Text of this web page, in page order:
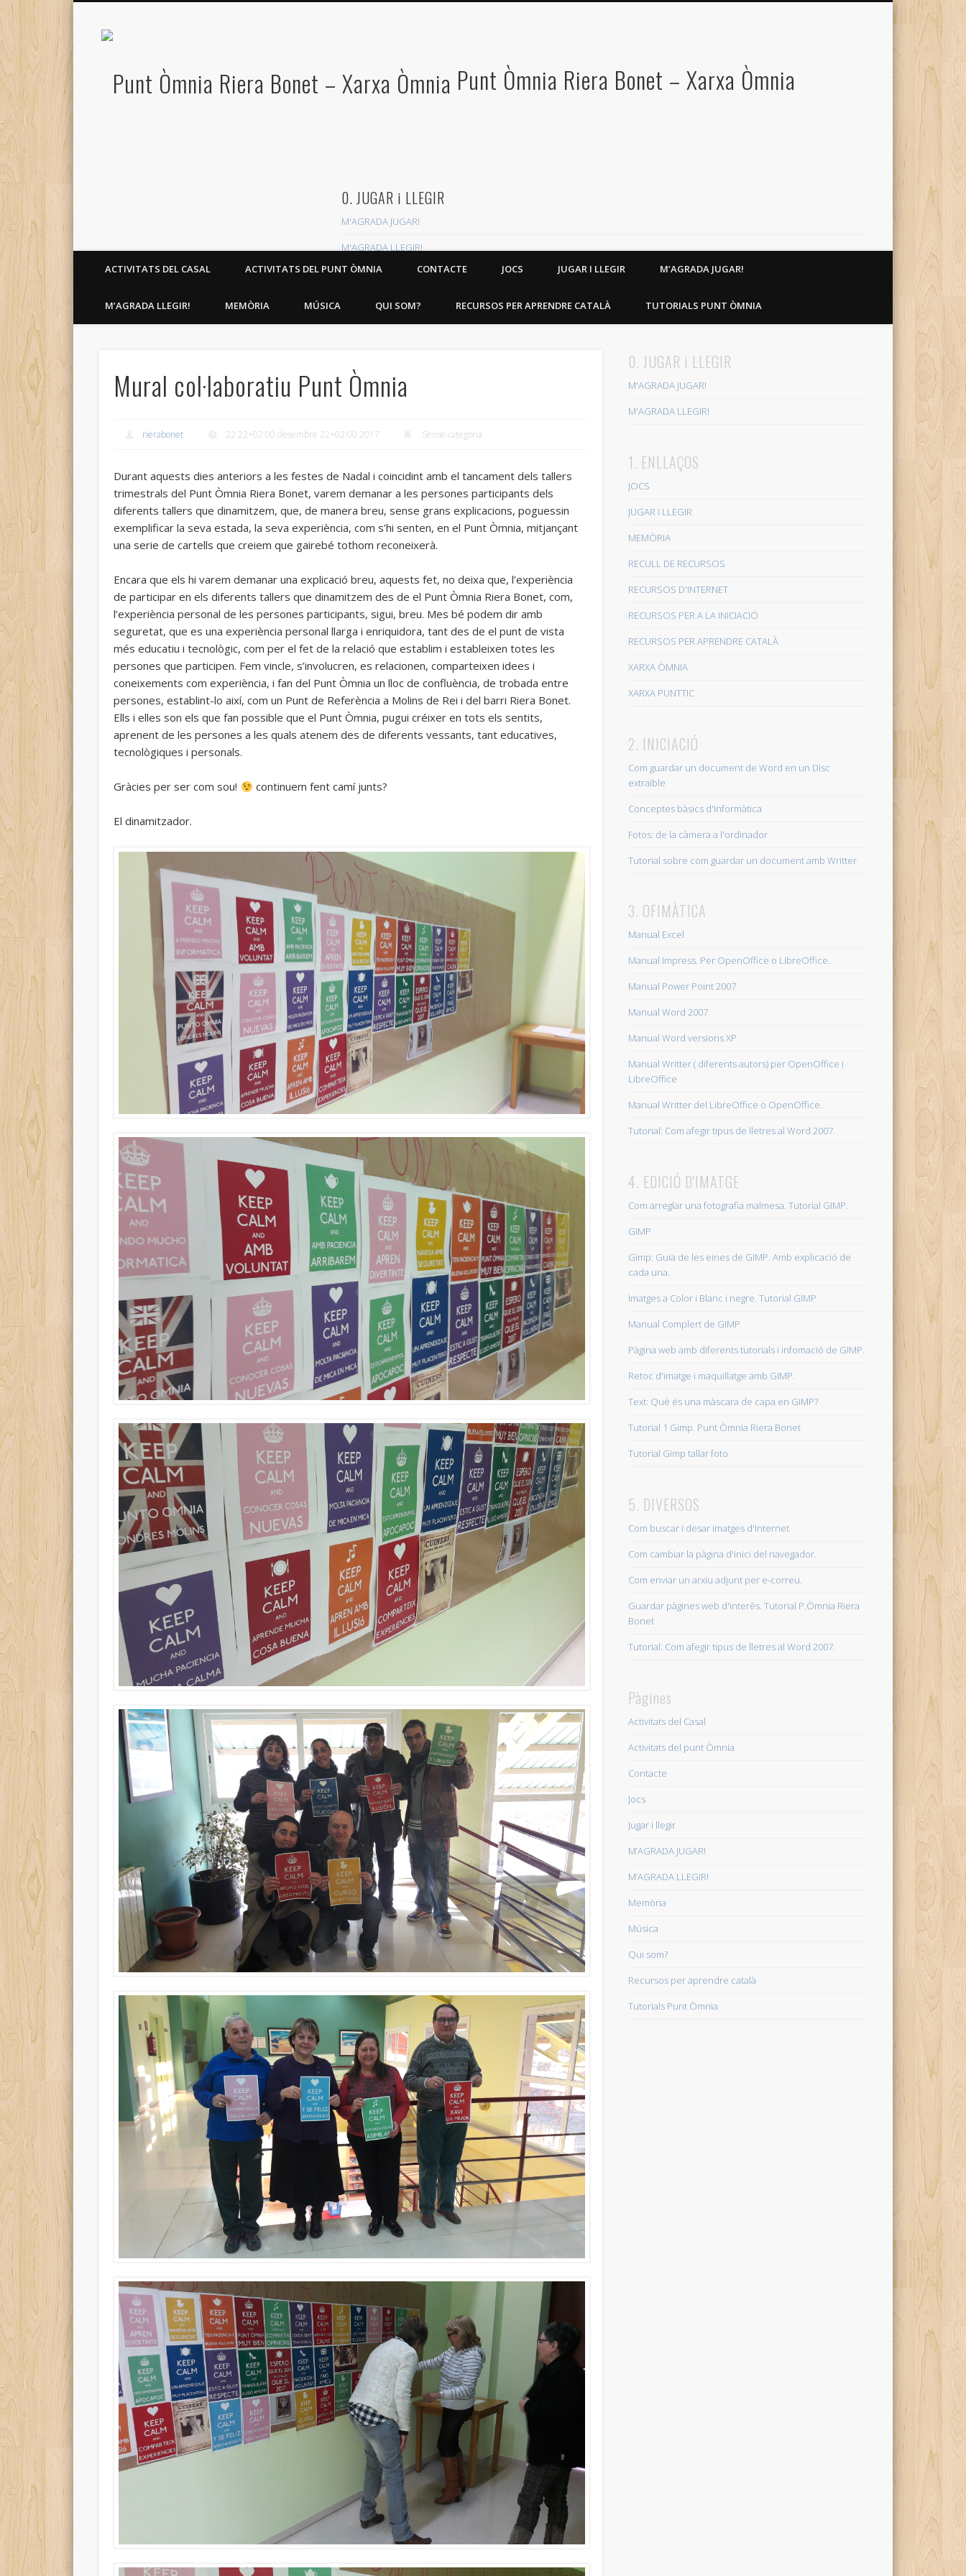
Punt Òmnia Riera Bonet – Xarxa Òmnia
0. JUGAR i LLEGIR
M'AGRADA JUGAR!
M'AGRADA LLEGIR!
1. ENLLAÇOS
JUGAR I LLEGIR
RECULL DE RECURSOS
RECURSOS D'INTERNET
XARXA ÒMNIA
2. INICIACIÓ
Com guardar un document de Word en un Disc extraïble
Conceptes bàsics d'Informàtica
Fotos: de la càmera a l'ordinador
Tutorial sobre com guardar un document amb Writter
3. OFIMÀTICA
Manual Excel
Manual Impress. Per OpenOffice o LibreOffice.
Manual Power Point 2007
Manual Word versions XP
Tutorial: Com afegir tipus de lletres al Word 2007.
4. EDICIÓ D'IMATGE
Com arreglar una fotografia malmesa. Tutorial GIMP.
GIMP
Gimp: Guia de les eines de GIMP. Amb explicació de cada una.
Imatges a Color i Blanc i negre. Tutorial GIMP
Manual Complert de GIMP
Pàgina web amb diferents tutorials i infomació de GIMP.
Retoc d'imatge i maquillatge amb GIMP.
Text: Què és una màscara de capa en GIMP?
Tutorial 1 Gimp. Punt Òmnia Riera Bonet
Tutorial Gimp tallar foto
5. DIVERSOS
Com buscar i desar imatges d'Internet
Com cambiar la pàgina d'inici del navegador.
Com enviar un arxiu adjunt per e-correu.
Guardar pàgines web d'interès. Tutorial P.Òmnia Riera Bonet
Tutorial: Com afegir tipus de lletres al Word 2007.
Entrades recents
Nova programació Punt Òmnia Casal Cívic Riera Bonet
E-Revista Punt Òmnia Casal Cívic Riera Bonet.
28 28+02:00 maig 28+02:00 2020
Programa activitats Tardor Casal Cívic Riera Bonet SET – DES 2019
Ja estem aquí, de nou! Sorteig número inicial inscripcions Punt Òmnia Riera Bonet.
9 09+02:00 setembre 09+02:00 2019
Sant Jordi 201923 23+02:00 abril 23+02:00 2019
APS Intergeneracional Punt Òmnia Riera Bonet29 29+02:00 març 29+02:00 2019
Nova programació 2019 PO Riera Bonet7 07+02:00 gener 07+02:00 2019
Setmana del Cor de Molins de Rei4 04+02:00 octubre 04+02:00 2018
Nova programació del Punt Òmnia
12 12+02:00 setembre 12+02:00 2018
Jornada d’Economia Social i Sostenible18 18+02:00 maig 18+02:00 2018
St Jordi 2018 Al Casal Cívic Punt Òmnia Riera Bonet
23 23+02:00 abril 23+02:00 2018
Nova Programació i novetats al Punt Òmnia Riera Bonet Abril – Juny 2018 12 12+02:00 abril 12+02:00 2018
Tancament tallers 1er trimestre. Calçotada popular.3 03+02:00 abril 03+02:00 2018
Raspberry Pi aplicat als videojocs i l’educació. El projecte d’en Daniel.
7 07+02:00 febrer 07+02:00 2018
Dia Internet segura 2018 al Punt Òmnia Casal Cívic Riera Bonet
Compartim coneixement. Un tastet d’economia social i solidària
22 22+02:00 gener 22+02:00 2018
Mural col·laboratiu Punt Òmnia
22 22+02:00 desembre 22+02:00 2017
Inscripcions Tallers Punt Òmnia Riera Bonet
20 20+02:00 desembre 20+02:00 2017
Número inicial per a les inscripcions als tallers del Punt Òmnia 2018 20 20+02:00 desembre 20+02:00 2017
ACTIVITATS DEL CASAL ACTIVITATS DEL PUNT ÒMNIA CONTACTE JOCS JUGAR I LLEGIR M’AGRADA JUGAR!
M’AGRADA LLEGIR! MEMÒRIA MÚSICA QUI SOM? RECURSOS PER APRENDRE CATALÀ TUTORIALS PUNT ÒMNIA
Mural col·laboratiu Punt Òmnia
rierabonet 22 22+02:00 desembre 22+02:00 2017 Sense categoria
Durant aquests dies anteriors a les festes de Nadal i coincidint amb el tancament dels tallers
trimestrals del Punt Òmnia Riera Bonet, varem demanar a les persones participants dels
diferents tallers que dinamitzem, que, de manera breu, sense grans explicacions, poguessin
exemplificar la seva estada, la seva experiència, com s’hi senten, en el Punt Òmnia, mitjançant
una serie de cartells que creiem que gairebé tothom reconeixerà.
Encara que els hi varem demanar una explicació breu, aquests fet, no deixa que, l’experiència
de participar en els diferents tallers que dinamitzem des de el Punt Òmnia Riera Bonet, com,
l’experiència personal de les persones participants, sigui, breu. Mes bé podem dir amb
seguretat, que es una experiència personal llarga i enriquidora, tant des de el punt de vista
més educatiu i tecnològic, com per el fet de la relació que establim i estableixen totes les
persones que participen. Fem vincle, s’involucren, es relacionen, comparteixen idees i
coneixements com experiència, i fan del Punt Òmnia un lloc de confluència, de trobada entre
persones, establint-lo així, com un Punt de Referència a Molins de Rei i del barri Riera Bonet.
Ells i elles son els que fan possible que el Punt Òmnia, pugui créixer en tots els sentits,
aprenent de les persones a les quals atenem des de diferents vessants, tant educatives,
tecnològiques i personals.
Gràcies per ser com sou! continuem fent camí junts?
El dinamitzador.
0. JUGAR i LLEGIR
M'AGRADA JUGAR!
M'AGRADA LLEGIR!
1. ENLLAÇOS
JOCS
JUGAR I LLEGIR
MEMÒRIA
RECULL DE RECURSOS
RECURSOS D'INTERNET
RECURSOS PER A LA INICIACIÓ
RECURSOS PER APRENDRE CATALÀ
XARXA ÒMNIA
XARXA PUNTTIC
2. INICIACIÓ
Com guardar un document de Word en un Disc
extraïble
Conceptes bàsics d'Informàtica
Fotos: de la càmera a l'ordinador
Tutorial sobre com guardar un document amb Writter
3. OFIMÀTICA
Manual Excel
Manual Impress. Per OpenOffice o LibreOffice.
Manual Power Point 2007
Manual Word 2007
Manual Word versions XP
Manual Writter ( diferents autors) per OpenOffice i
LibreOffice
Manual Writter del LibreOffice o OpenOffice.
Tutorial: Com afegir tipus de lletres al Word 2007.
4. EDICIÓ D'IMATGE
Com arreglar una fotografia malmesa. Tutorial GIMP.
GIMP
Gimp: Guia de les eines de GIMP. Amb explicació de
cada una.
Imatges a Color i Blanc i negre. Tutorial GIMP
Manual Complert de GIMP
Pàgina web amb diferents tutorials i infomació de GIMP.
Retoc d'imatge i maquillatge amb GIMP.
Text: Què és una màscara de capa en GIMP?
Tutorial 1 Gimp. Punt Òmnia Riera Bonet
Tutorial Gimp tallar foto
5. DIVERSOS
Com buscar i desar imatges d'Internet
Com cambiar la pàgina d'inici del navegador.
Com enviar un arxiu adjunt per e-correu.
Guardar pàgines web d'interès. Tutorial P.Òmnia Riera
Bonet
Tutorial: Com afegir tipus de lletres al Word 2007.
Pàgines
Activitats del Casal
Activitats del punt Òmnia
Contacte
Jocs
Jugar i llegir
M’AGRADA JUGAR!
M’AGRADA LLEGIR!
Memòria
Música
Qui som?
Recursos per aprendre català
Tutorials Punt Òmnia